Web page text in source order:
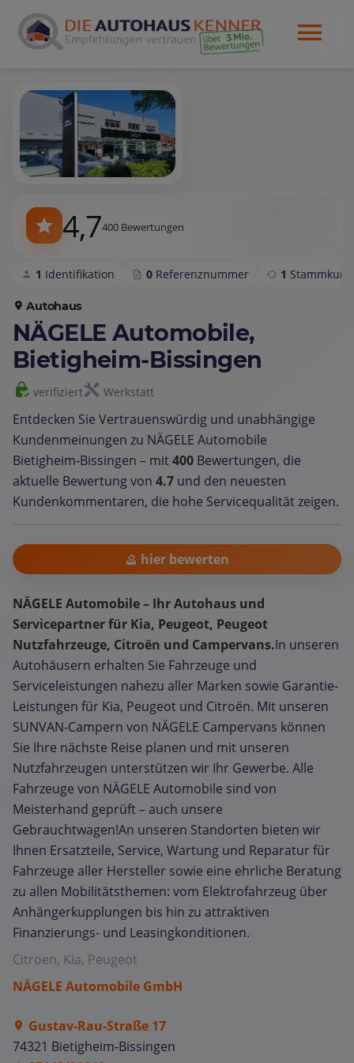
4,7400 Bewertungen
1 Identifikation 0 Referenznummer 1
Autohaus
NÄGELE Automobile,
Bietigheim-Bissingen
verifiziert Werkstatt
Entdecken Sie Vertrauenswürdig und unabhängige
Kundenmeinungen zu NÄGELE Automobile
Bietigheim‑Bissingen – mit400 Bewertungen, die
aktuelle Bewertung von 4.7 und den neuesten
Kundenkommentaren, die hohe Servicequalität zeigen.
hier bewerten
NÄGELE Automobile – Ihr Autohaus und
Servicepartner für Kia, Peugeot, Peugeot
Nutzfahrzeuge, Citroën und Campervans.In unseren
Autohäusern erhalten Sie Fahrzeuge und
Serviceleistungen nahezu aller Marken sowie Garantie-
Leistungen für Kia, Peugeot und Citroën. Mit unseren
SUNVAN-Campern von NÄGELE Campervans können
Sie Ihre nächste Reise planen und mit unseren
Nutzfahrzeugen unterstützen wir Ihr Gewerbe. Alle
Fahrzeuge von NÄGELE Automobile sind von
Meisterhand geprüft – auch unsere
Gebrauchtwagen!An unseren Standorten bieten wir
Ihnen Ersatzteile, Service, Wartung und Reparatur für
Fahrzeuge aller Hersteller sowie eine ehrliche Beratung
zu allen Mobilitätsthemen: vom Elektrofahrzeug über
Anhängerkupplungen bis hin zu attraktiven
Finanzierungs- und Leasingkonditionen.
Citroen, Kia, Peugeot
NÄGELE Automobile GmbH
Gustav-Rau-Straße 17
74321 Bietigheim-Bissingen